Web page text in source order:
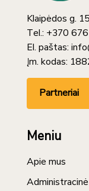
Klaipėdos g.
Tel.: +370
El. paštas:
Įm. kodas:
Partneriai
Meniu
Apie mus